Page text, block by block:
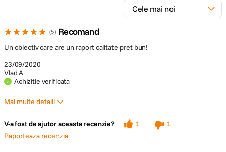
5 Recomand
23/09/2020
Vlad A
Achizitie verificata
Un obiectiv care are un raport calitate-pret bun!
Mai multe detalii
👍🏻
V-a fost de ajutor aceasta recenzie? 1
1
Raporteaza recenzia